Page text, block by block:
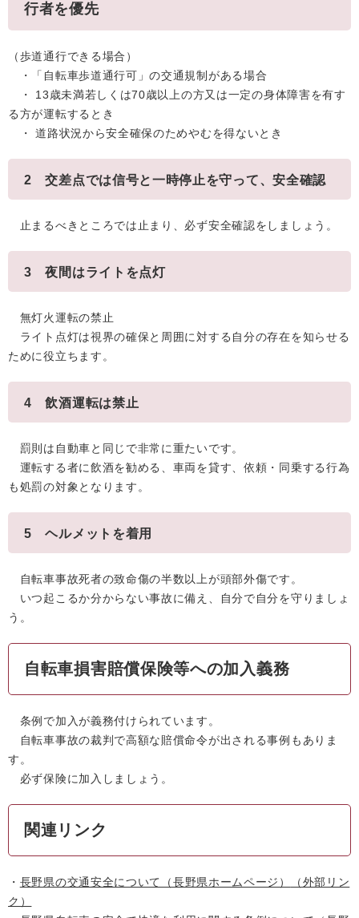
行者を優先
（歩道通行できる場合）
・「自転車歩道通行可」の交通規制がある場合
・ 13歳未満若しくは70歳以上の方又は一定の身体障害を有す
る方が運転するとき
・ 道路状況から安全確保のためやむを得ないとき
2 交差点では信号と一時停止を守って、安全確認
止まるべきところでは止まり、必ず安全確認をしましょう。
3 夜間はライトを点灯
無灯火運転の禁止
ライト点灯は視界の確保と周囲に対する自分の存在を知らせる
ために役立ちます。
4 飲酒運転は禁止
罰則は自動車と同じで非常に重たいです。
運転する者に飲酒を勧める、車両を貸す、依頼・同乗する行為
も処罰の対象となります。
5 ヘルメットを着用
自転車事故死者の致命傷の半数以上が頭部外傷です。
いつ起こるか分からない事故に備え、自分で自分を守りましょ
う。
自転車損害賠償保険等への加入義務
条例で加入が義務付けられています。
自転車事故の裁判で高額な賠償命令が出される事例もありま
す。
必ず保険に加入しましょう。
関連リンク
・ 長野県の交通安全について（長野県ホームページ）
（外部リン
ク）